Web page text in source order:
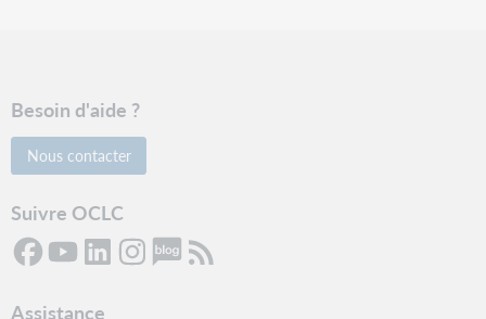
Besoin d'aide ?
Nous contacter
Suivre OCLC
Assistance